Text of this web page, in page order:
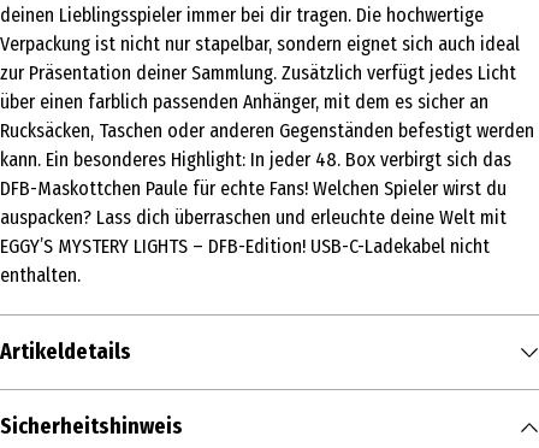
deinen Lieblingsspieler immer bei dir tragen. Die hochwertige
Verpackung ist nicht nur stapelbar, sondern eignet sich auch ideal
zur Präsentation deiner Sammlung. Zusätzlich verfügt jedes Licht
über einen farblich passenden Anhänger, mit dem es sicher an
Rucksäcken, Taschen oder anderen Gegenständen befestigt werden
kann. Ein besonderes Highlight: In jeder 48. Box verbirgt sich das
DFB-Maskottchen Paule für echte Fans! Welchen Spieler wirst du
auspacken? Lass dich überraschen und erleuchte deine Welt mit
EGGY’S MYSTERY LIGHTS – DFB-Edition! USB-C-Ladekabel nicht
enthalten.
Artikeldetails
Inhalt
Sicherheitshinweis